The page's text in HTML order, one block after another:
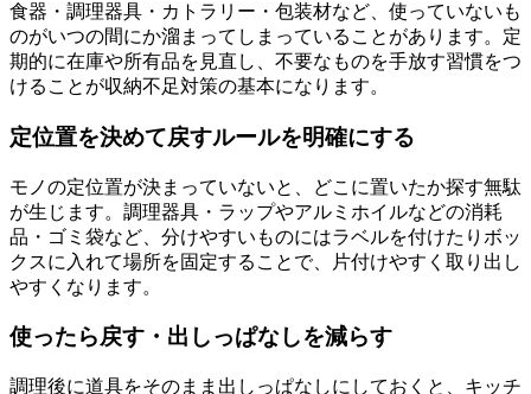
食器・調理器具・カトラリー・包装材など、使っていないも
のがいつの間にか溜まってしまっていることがあります。定
期的に在庫や所有品を見直し、不要なものを手放す習慣をつ
けることが収納不足対策の基本になります。
定位置を決めて戻すルールを明確にする
モノの定位置が決まっていないと、どこに置いたか探す無駄
が生じます。調理器具・ラップやアルミホイルなどの消耗
品・ゴミ袋など、分けやすいものにはラベルを付けたりボッ
クスに入れて場所を固定することで、片付けやすく取り出し
やすくなります。
使ったら戻す・出しっぱなしを減らす
調理後に道具をそのまま出しっぱなしにしておくと、キッチ